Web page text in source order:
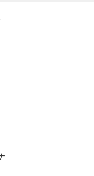
ービスに関するお客様
範囲」に記載されてい